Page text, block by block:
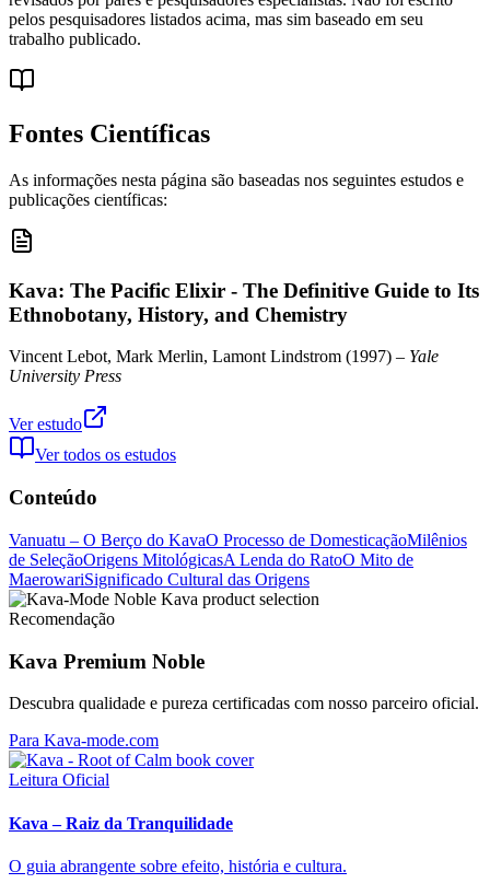
pelos pesquisadores listados acima, mas sim baseado em seu
trabalho publicado.
Fontes Científicas
As informações nesta página são baseadas nos seguintes estudos e
publicações científicas:
Kava: The Pacific Elixir - The Definitive Guide to Its
Ethnobotany, History, and Chemistry
Vincent Lebot, Mark Merlin, Lamont Lindstrom (1997) – Yale
University Press
Ver estudo
Ver todos os estudos
Conteúdo
Vanuatu – O Berço do KavaO Processo de DomesticaçãoMilênios
de SeleçãoOrigens MitológicasA Lenda do RatoO Mito de
MaerowariSignificado Cultural das Origens
Recomendação
Kava Premium Noble
Descubra qualidade e pureza certificadas com nosso parceiro oficial.
Para Kava-mode.com
Leitura Oficial
Kava – Raiz da Tranquilidade
O guia abrangente sobre efeito, história e cultura.